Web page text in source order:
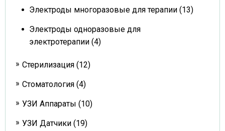
Электроды многоразовые для терапии (13)
Электроды одноразовые для
электротерапии (4)
Стерилизация (12)
Стоматология (4)
УЗИ Аппараты (10)
УЗИ Датчики (19)